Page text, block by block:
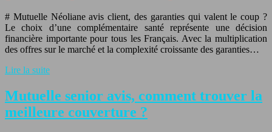
# Mutuelle Néoliane avis client, des garanties qui valent le coup ?
Le choix d’une complémentaire santé représente une décision
financière importante pour tous les Français. Avec la multiplication
des offres sur le marché et la complexité croissante des garanties…
Lire la suite
Mutuelle senior avis, comment trouver la
meilleure couverture ?